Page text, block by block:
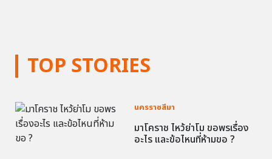
TOP STORIES
นครราชสีมา
มาโคราช ไหว้ย่าโม ขอพรเรื่อง
อะไร และข้อไหนที่ห้ามขอ ?